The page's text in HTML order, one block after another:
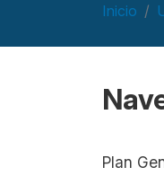
Inicio
Plan